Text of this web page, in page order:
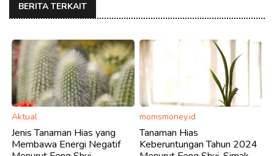
BERITA TERKAIT
Aktual
Jenis Tanaman Hias yang
Membawa Energi Negatif
momsmoney.id
Tanaman Hias
Keberuntungan Tahun 2024